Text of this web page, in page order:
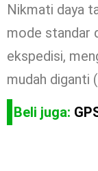
Nikmati daya
mode standar
ekspedisi,
mudah diganti
Beli juga: